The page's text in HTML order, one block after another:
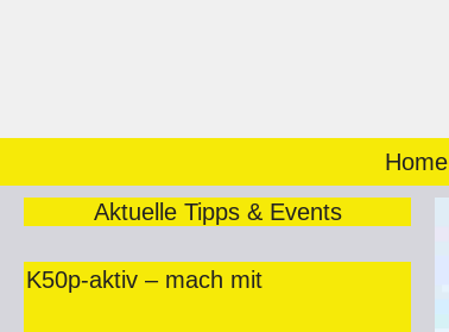
Home
Aktuelle Tipps & Events
K50p-aktiv – mach mit